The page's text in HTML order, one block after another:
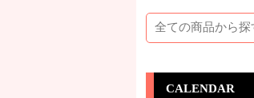
CALENDAR